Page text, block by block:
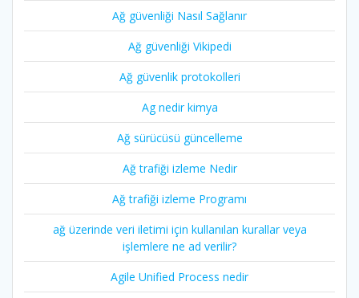
Ağ güvenliği Nasıl Sağlanır
Ağ güvenliği Vikipedi
Ağ güvenlik protokolleri
Ag nedir kimya
Ağ sürücüsü güncelleme
Ağ trafiği izleme Nedir
Ağ trafiği izleme Programı
ağ üzerinde veri iletimi için kullanılan kurallar veya
işlemlere ne ad verilir?
Agile Unified Process nedir